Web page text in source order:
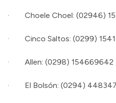
· Choele Choel: (02946)
· Cinco Saltos: (0299)
· Allen: (0298) 154669642
· El Bolsón: (0294)